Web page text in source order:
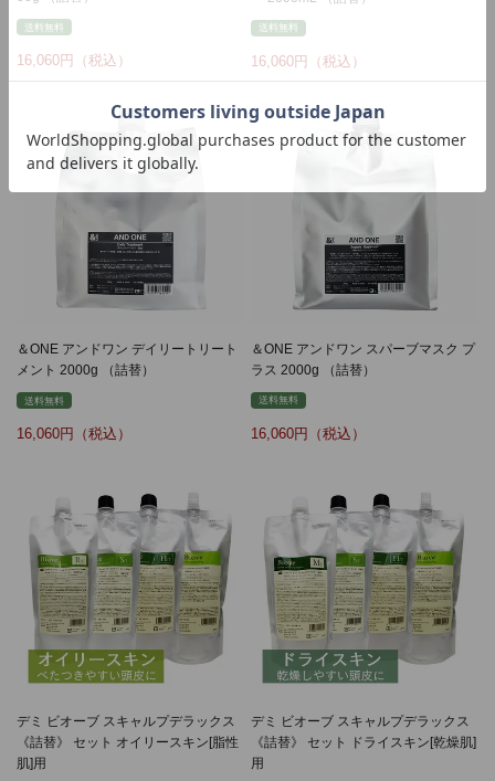
送料無料
16,060
送料無料
16,060
＆ONE アンドワン デイリートリート
メント 2000g （詰替）
送料無料
16,060
＆ONE アンドワン スパーブマスク プ
ラス 2000g （詰替）
送料無料
16,060
デミ ビオーブ スキャルプデラックス
《詰替》 セット オイリースキン[脂性
肌]用
デミ ビオーブ スキャルプデラックス
《詰替》 セット ドライスキン[乾燥肌]
用